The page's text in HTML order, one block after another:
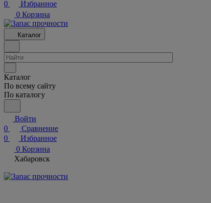
0
Избранное
0 Корзина
Каталог
Каталог
По всему сайту
По каталогу
Войти
0
Сравнение
0
Избранное
0 Корзина
Хабаровск